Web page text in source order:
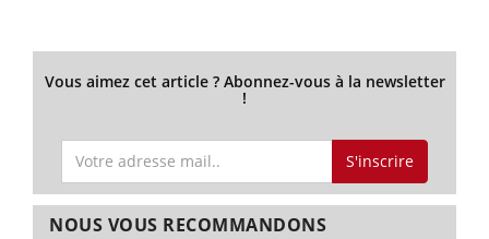
Vous aimez cet article ? Abonnez-vous à la newsletter
!
S'inscrire
NOUS VOUS RECOMMANDONS